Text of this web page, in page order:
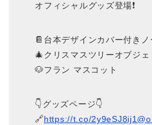
オフィシャルグッズ登場❗️
📔台本デザインカバー付きノ
🎄クリスマスツリーオブジ
🐶フラン マスコット
👇グッズページ👇
🔗https://t.co/2y9eSJ8ij1